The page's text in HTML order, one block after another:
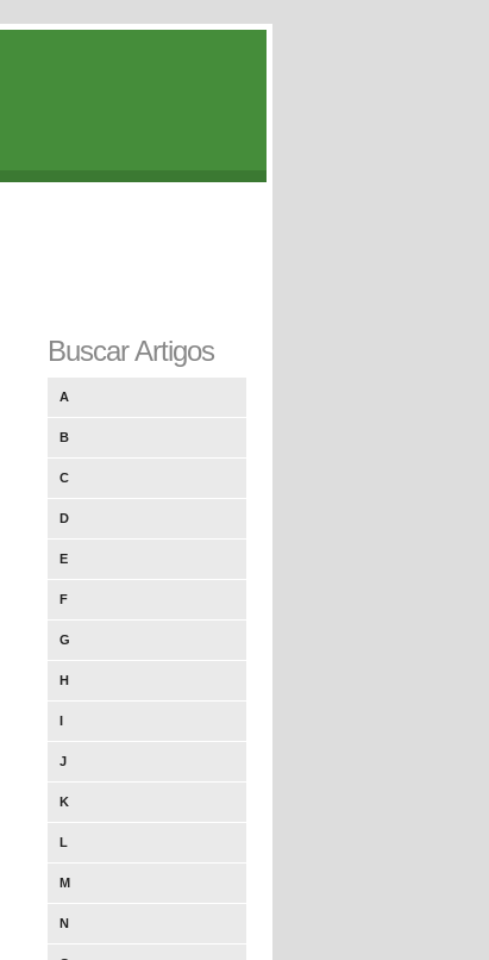
Buscar Artigos
A
B
C
D
E
F
G
H
I
J
K
L
M
N